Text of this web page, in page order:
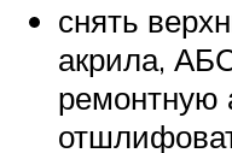
снять
акрила,
ремонтную